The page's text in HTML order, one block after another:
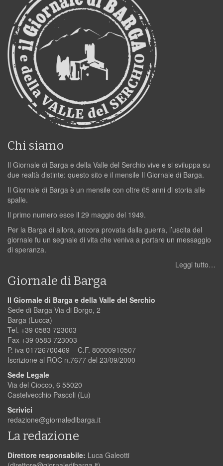
Chi siamo
Il Giornale di Barga e della Valle del Serchio vive e si sviluppa su
due realtà distinte: questo sito e il mensile Il Giornale di Barga.
Il Giornale di Barga è un mensile con oltre 65 anni di storia alle
spalle.
Il primo numero esce il 29 maggio del 1949.
Per la Barga di allora, ancora provata dalla guerra, l’uscita del
giornale fu un segnale di vita che veniva a portare un messaggio
di speranza.
Leggi tutto…
Giornale di Barga
Il Giornale di Barga e della Valle del Serchio
Sede di Barga Via di Borgo, 2
Barga (Lucca)
Tel. +39 0583 723003
Fax +39 0583 723003
P. iva 01726700469 – C.F. 80000910507
Iscrizione al ROC n.7677 del 23/09/2000
Sede Legale
Via del Ciocco, 6 55020
Castelvecchio Pascoli (Lu)
Scrivici
redazione@giornaledibarga.it
La redazione
Direttore responsabile: Luca Galeotti